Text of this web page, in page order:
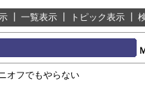
一覧表示 トピック表示
オフでもやらない